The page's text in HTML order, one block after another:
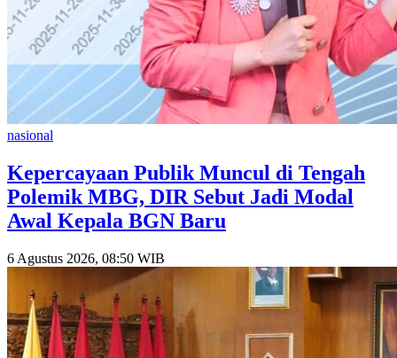
nasional
Kepercayaan Publik Muncul di Tengah
Polemik MBG, DIR Sebut Jadi Modal
Awal Kepala BGN Baru
6 Agustus 2026, 08:50 WIB